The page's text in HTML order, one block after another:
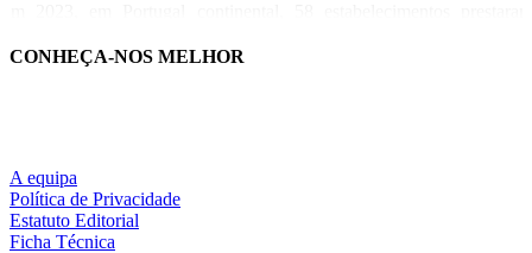
(também denominados centros de nascimento), maioritariamente do
Nasceram menos 430 bebés em Portugal nos primeiros nove meses
CONHEÇA-NOS MELHOR
A equipa
Política de Privacidade
Estatuto Editorial
Ficha Técnica